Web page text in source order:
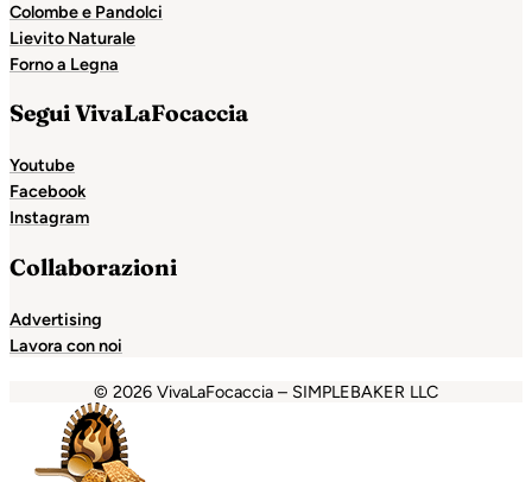
Colombe e Pandolci
Lievito Naturale
Forno a Legna
Segui VivaLaFocaccia
Youtube
Facebook
Instagram
Collaborazioni
Advertising
Lavora con noi
© 2026 VivaLaFocaccia – SIMPLEBAKER LLC
Escort Royale